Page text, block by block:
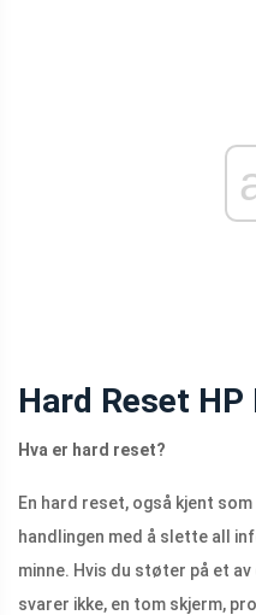
Hard Reset
Hva er hard reset?
En hard reset, også kjent
handlingen med å slette all
minne. Hvis du støter på et
svarer ikke, en tom skjerm,